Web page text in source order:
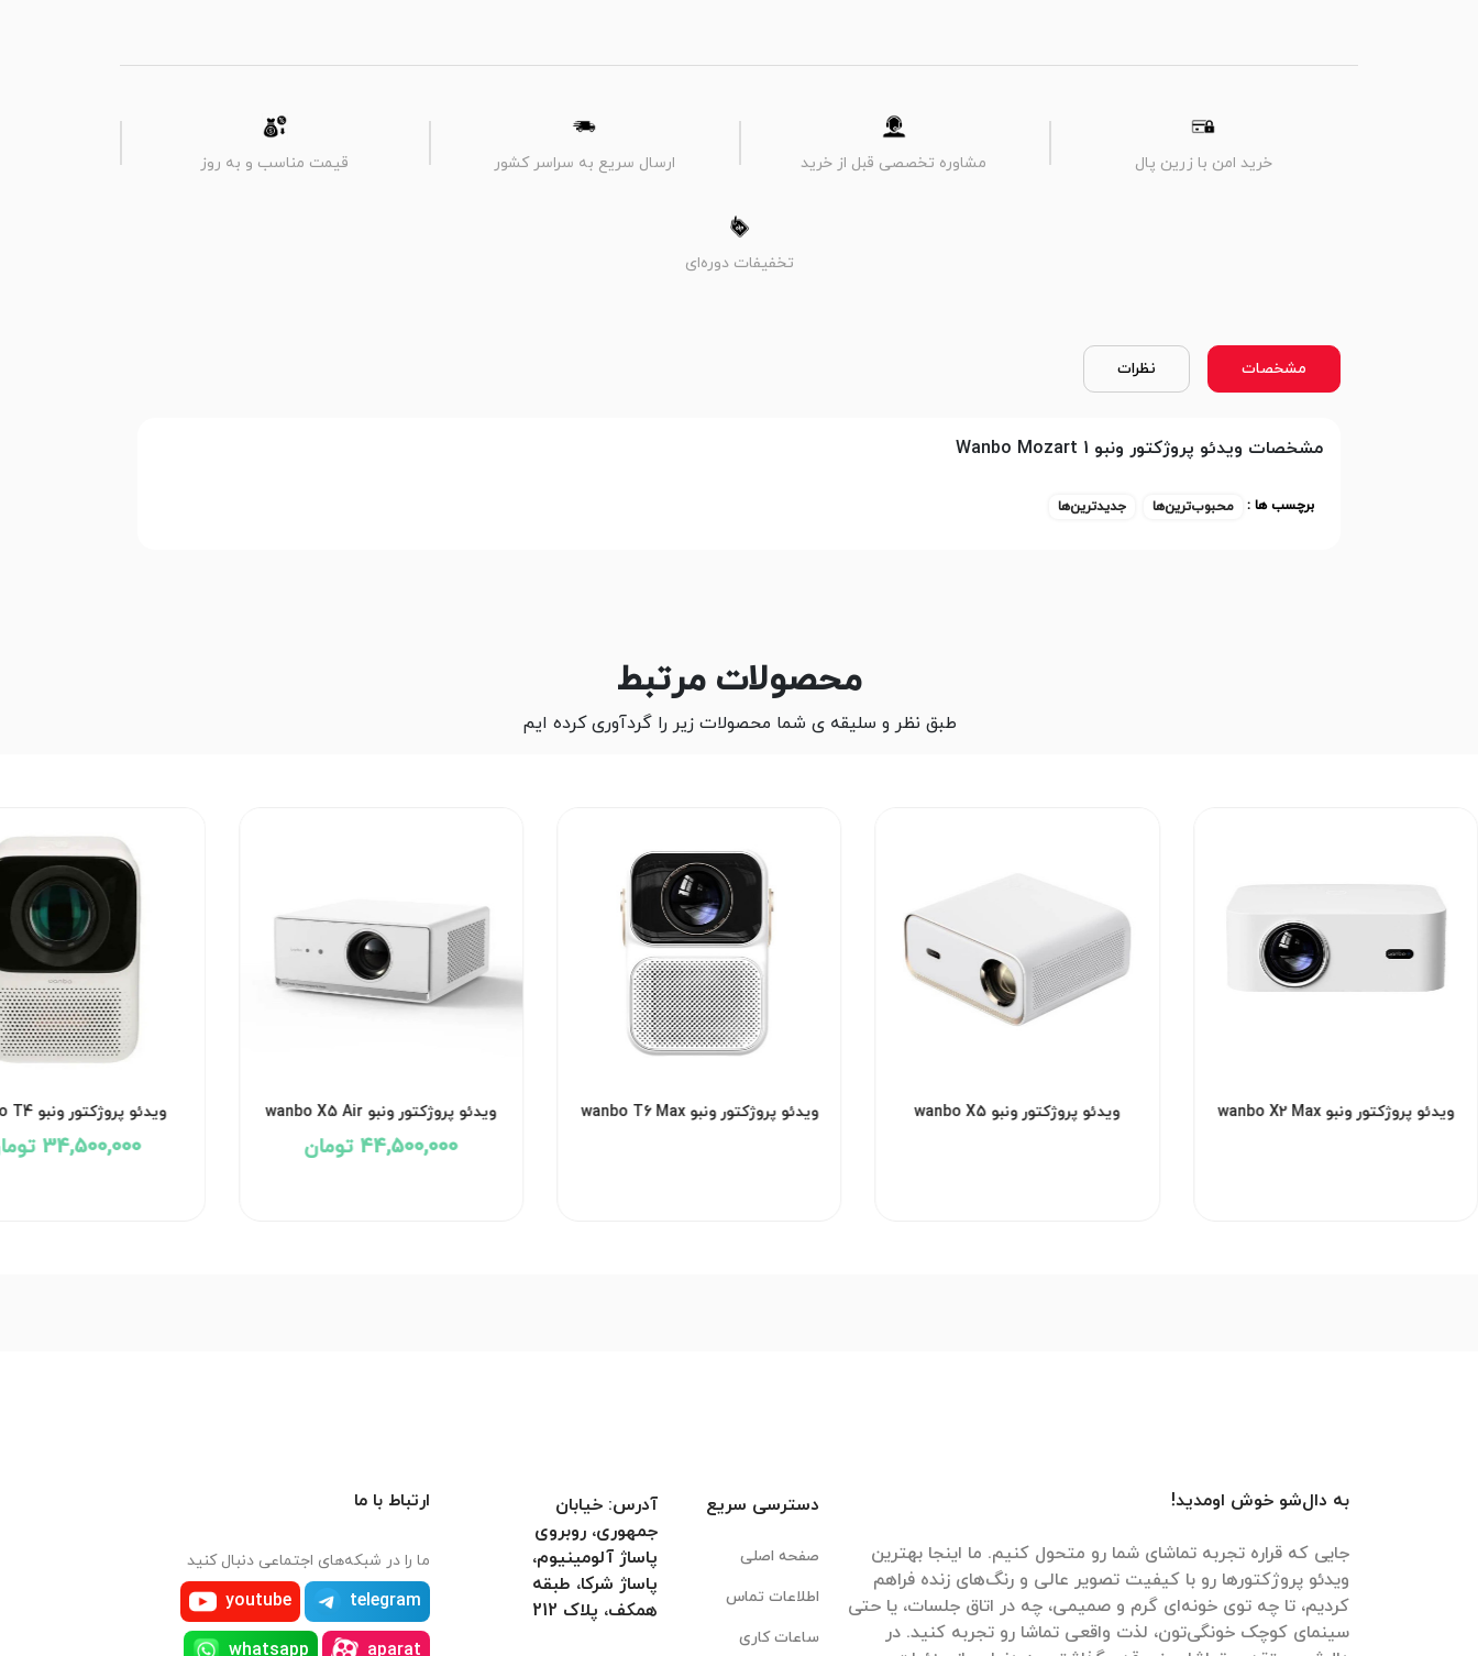
خرید امن با زرین پال مشاوره تخصصی قبل از خرید ارسال سریع به سراسر کشور قیمت مناسب و به روز
تخفیفات دوره‌ای
مشخصات نظرات
مشخصات ویدئو پروژکتور ونبو Wanbo Mozart 1
برچسب ها : محبوب‌ترین‌ها جدیدترین‌ها
محصولات مرتبط
طبق نظر و سلیقه ی شما محصولات زیر را گردآوری کرده ایم
ویدئو پروژکتور ونبو wanbo X2 Max ویدئو پروژکتور ونبو wanbo X5 ویدئو پروژکتور ونبو wanbo T6 Max ویدئو پروژکتور ونبو wanbo X5 Air
44,500,000 تومان
ویدئو پروژکتور ونبو wanbo T4
34,500,000 تومان
به دال‌شو خوش اومدید!
جایی که قراره تجربه تماشای شما رو متحول کنیم. ما اینجا بهترین
ویدئو پروژکتورها رو با کیفیت تصویر عالی و رنگ‌های زنده فراهم
کردیم، تا چه توی خونه‌ای گرم و صمیمی، چه در اتاق جلسات، یا حتی
سینمای کوچک خونگی‌تون، لذت واقعی تماشا رو تجربه کنید. در
دسترسی سریع
صفحه اصلی
اطلاعات تماس
ساعات کاری
آدرس: خیابان
جمهوری، روبروی
پاساژ آلومینیوم،
پاساژ شرکا، طبقه
همکف، پلاک 212
ارتباط با ما
ما را در شبکه‌های اجتماعی دنبال کنید
telegram
youtube
aparat
whatsapp